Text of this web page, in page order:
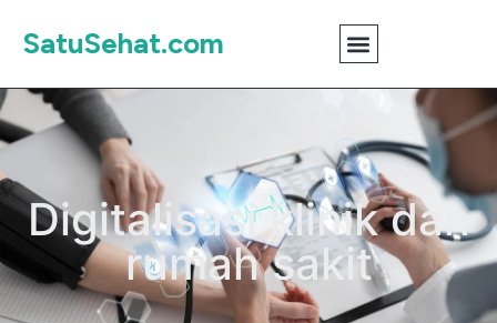
SatuSehat.com
Digitalisasi klinik dan
rumah sakit